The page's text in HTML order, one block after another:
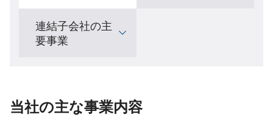
連結子会社の主
要事業
当社の主な事業内容